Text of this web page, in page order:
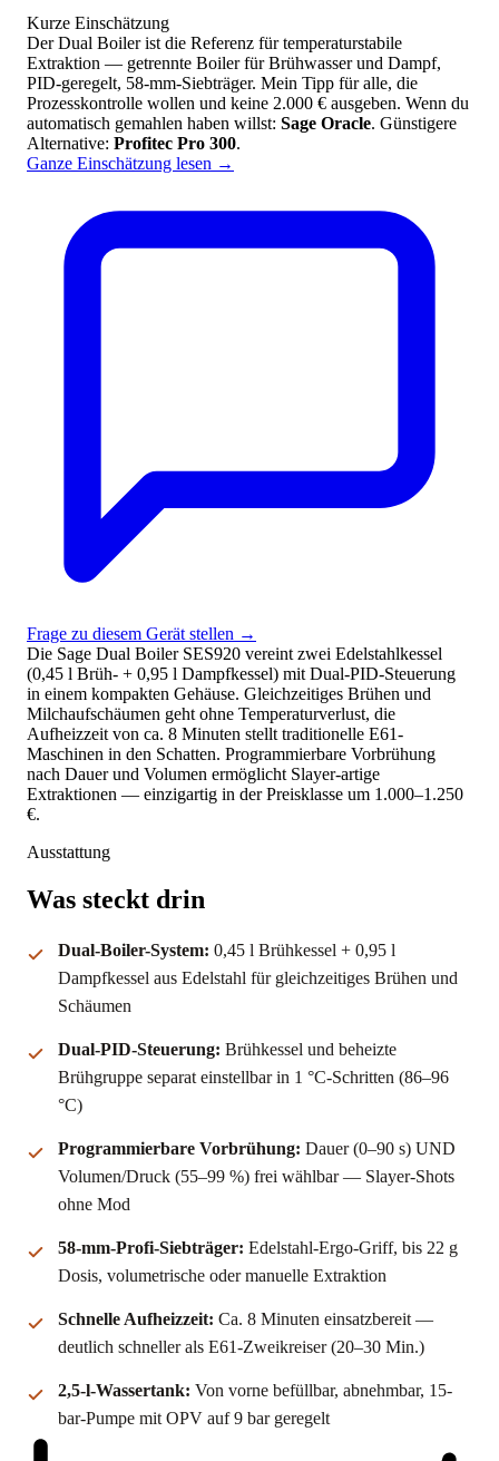
Kurze Einschätzung
Der Dual Boiler ist die Referenz für temperaturstabile
Extraktion — getrennte Boiler für Brühwasser und Dampf,
PID-geregelt, 58-mm-Siebträger. Mein Tipp für alle, die
Prozesskontrolle wollen und keine 2.000 € ausgeben. Wenn du
automatisch gemahlen haben willst: Sage Oracle. Günstigere
Alternative: Profitec Pro 300.
Ganze Einschätzung lesen →
Frage zu diesem Gerät stellen →
Die Sage Dual Boiler SES920 vereint zwei Edelstahlkessel
(0,45 l Brüh- + 0,95 l Dampfkessel) mit Dual-PID-Steuerung
in einem kompakten Gehäuse. Gleichzeitiges Brühen und
Milchaufschäumen geht ohne Temperaturverlust, die
Aufheizzeit von ca. 8 Minuten stellt traditionelle E61-
Maschinen in den Schatten. Programmierbare Vorbrühung
nach Dauer und Volumen ermöglicht Slayer-artige
Extraktionen — einzigartig in der Preisklasse um 1.000–1.250
€.
Ausstattung
Was steckt drin
Dual-Boiler-System: 0,45 l Brühkessel + 0,95 l
Dampfkessel aus Edelstahl für gleichzeitiges Brühen und
Schäumen
Dual-PID-Steuerung: Brühkessel und beheizte
Brühgruppe separat einstellbar in 1 °C-Schritten (86–96
°C)
Programmierbare Vorbrühung: Dauer (0–90 s) UND
Volumen/Druck (55–99 %) frei wählbar — Slayer-Shots
ohne Mod
58-mm-Profi-Siebträger: Edelstahl-Ergo-Griff, bis 22 g
Dosis, volumetrische oder manuelle Extraktion
Schnelle Aufheizzeit: Ca. 8 Minuten einsatzbereit —
deutlich schneller als E61-Zweikreiser (20–30 Min.)
2,5-l-Wassertank: Von vorne befüllbar, abnehmbar, 15-
bar-Pumpe mit OPV auf 9 bar geregelt